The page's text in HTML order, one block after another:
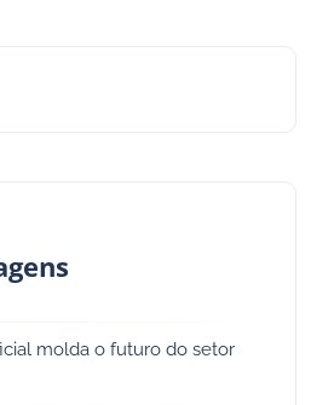
molda o futuro do setor